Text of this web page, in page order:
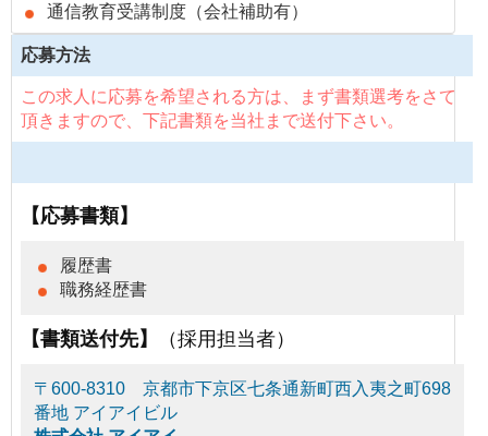
通信教育受講制度（会社補助有）
応募方法
この求人に応募を希望される方は、まず書類選考をさて
頂きますので、下記書類を当社まで送付下さい。
【応募書類】
履歴書
職務経歴書
【書類送付先】 （採用担当者）
〒600-8310 京都市下京区七条通新町西入夷之町698
番地 アイアイビル